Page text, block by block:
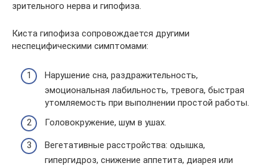
зрительного нерва и гипофиза.
Киста гипофиза сопровождается другими
неспецифическими симптомами:
Нарушение сна, раздражительность,
эмоциональная лабильность, тревога, быстрая
утомляемость при выполнении простой работы.
Головокружение, шум в ушах.
Вегетативные расстройства: одышка,
гипергидроз, снижение аппетита, диарея или